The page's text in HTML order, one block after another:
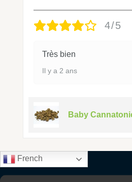
4/5
Très bien
Il y a 2 ans
Baby
French